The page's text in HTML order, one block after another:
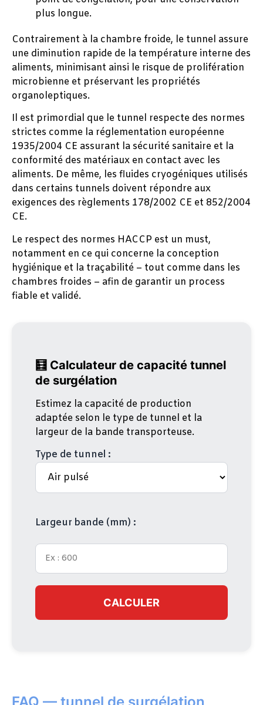
plus longue.
Contrairement à la chambre froide, le tunnel assure
une diminution rapide de la température interne des
aliments, minimisant ainsi le risque de prolifération
microbienne et préservant les propriétés
organoleptiques.
Il est primordial que le tunnel respecte des normes
strictes comme la réglementation européenne
1935/2004 CE assurant la sécurité sanitaire et la
conformité des matériaux en contact avec les
aliments. De même, les fluides cryogéniques utilisés
dans certains tunnels doivent répondre aux
exigences des règlements 178/2002 CE et 852/2004
CE.
Le respect des normes HACCP est un must,
notamment en ce qui concerne la conception
hygiénique et la traçabilité – tout comme dans les
chambres froides – afin de garantir un process
fiable et validé.
🧮 Calculateur de capacité tunnel
de surgélation
Estimez la capacité de production
adaptée selon le type de tunnel et la
largeur de la bande transporteuse.
Type de tunnel :
Largeur bande (mm) :
CALCULER